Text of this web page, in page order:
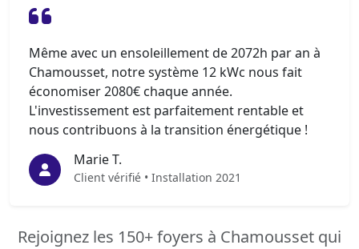
Même avec un ensoleillement de 2072h par an à
Chamousset, notre système 12 kWc nous fait
économiser 2080€ chaque année.
L'investissement est parfaitement rentable et
nous contribuons à la transition énergétique !
Marie T.
Client vérifié • Installation 2021
Rejoignez les 150+ foyers à Chamousset qui